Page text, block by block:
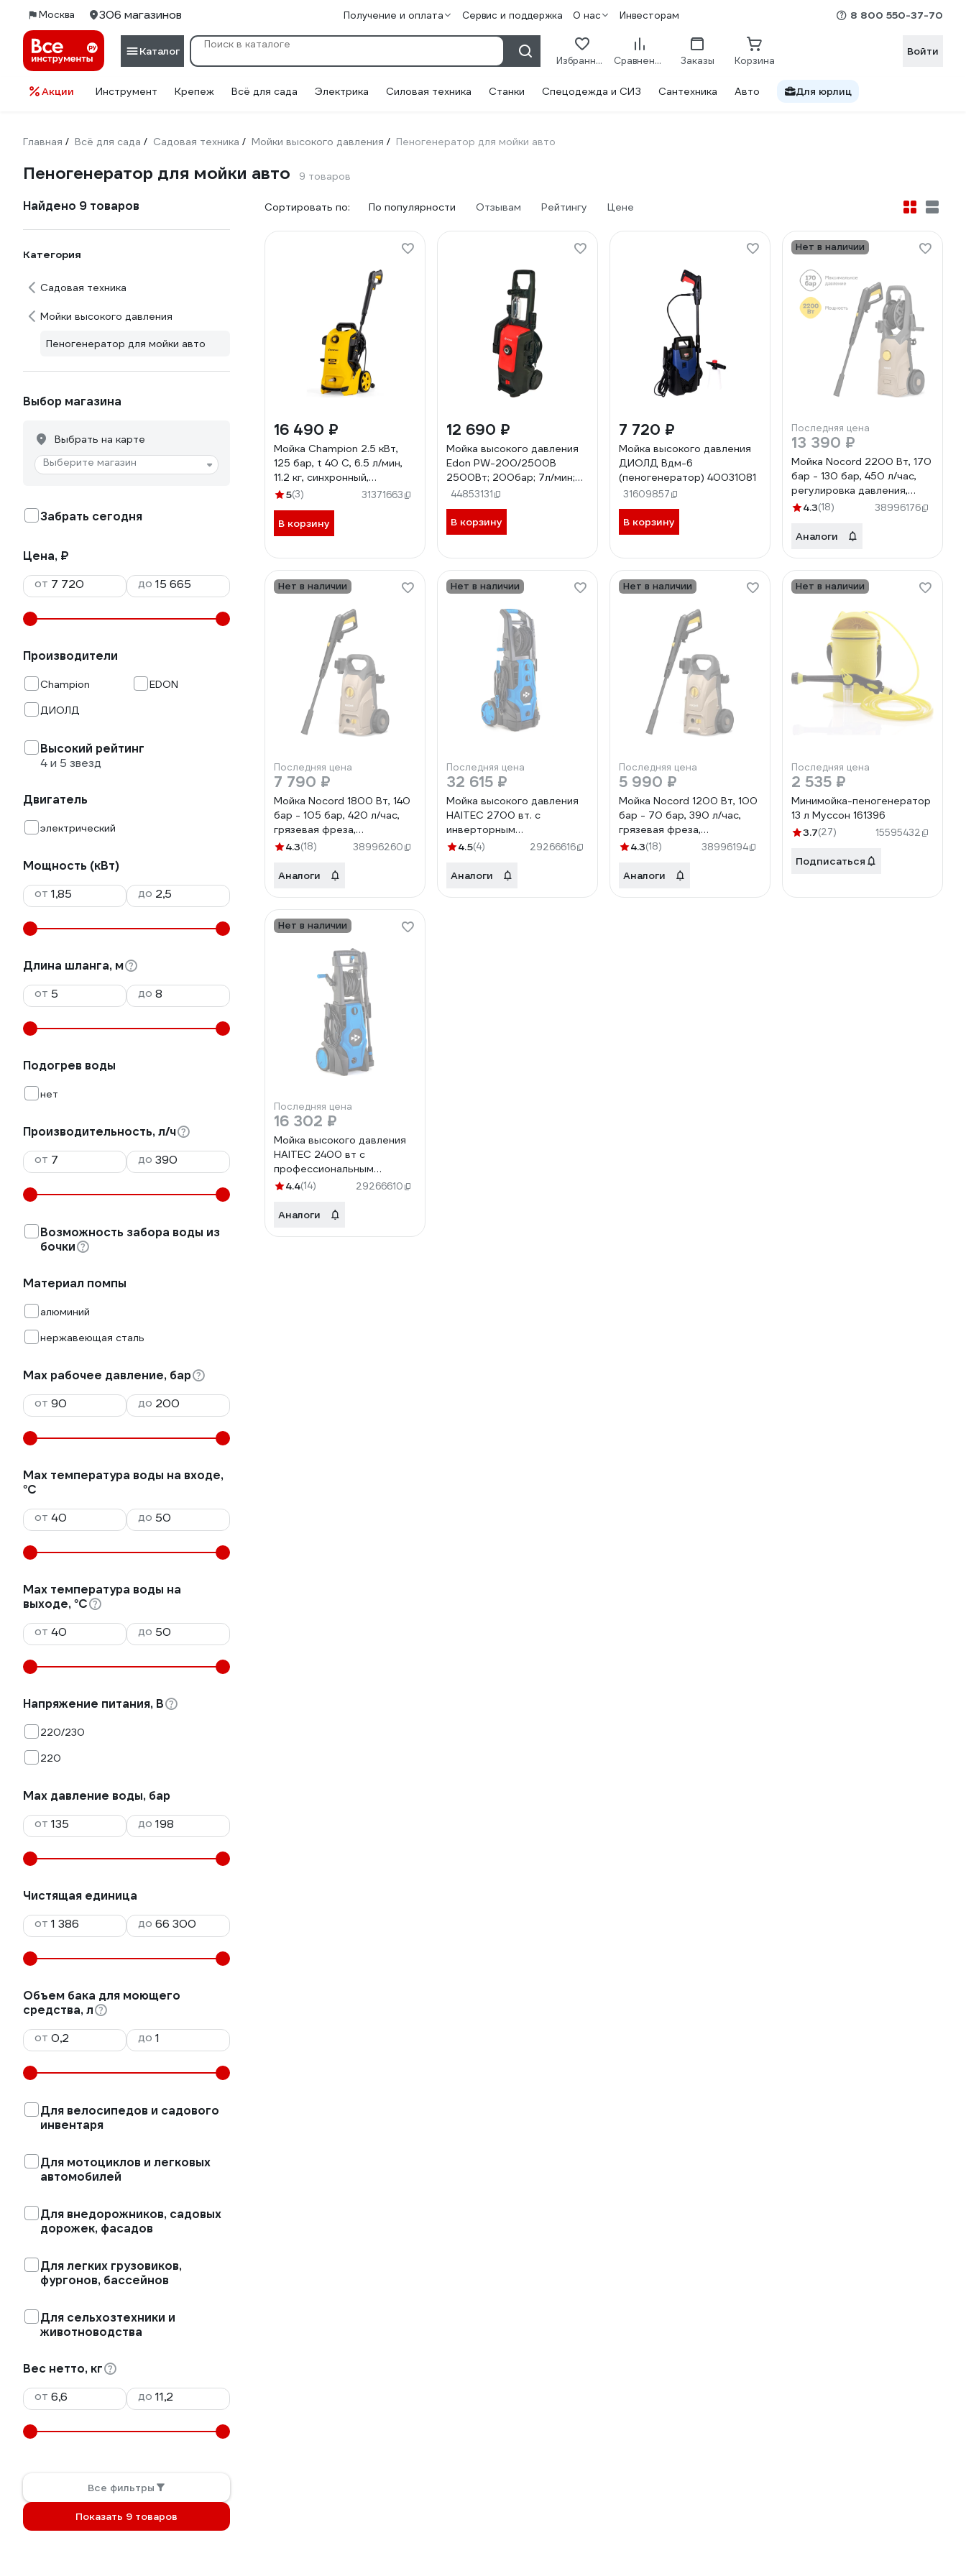
Москва 306 магазинов Получение и оплата Сервис и поддержка О нас Инвесторам 8 800 550-37-70
Каталог
Избранное Сравнение Заказы Корзина
Войти
Акции Инструмент Крепеж Всё для сада Электрика Силовая техника Станки Спецодежда и СИЗ Сантехника Авто Для юрлиц
Главная / Всё для сада / Садовая техника / Мойки высокого давления / Пеногенератор для мойки авто
Пеногенератор для мойки авто 9 товаров
Найдено 9 товаров
Категория
Садовая техника
Мойки высокого давления
Пеногенератор для мойки авто
Выбор магазина
Выбрать на карте
Выберите магазин
Забрать сегодня
Цена, ₽
от
до
Производители
Champion
EDON
ДИОЛД
Высокий рейтинг
4 и 5 звезд
Двигатель
электрический
Мощность (кВт)
от
до
Длина шланга, м
от
до
Подогрев воды
нет
Производительность, л/ч
от
до
Возможность забора воды из
бочки
Материал помпы
алюминий
нержавеющая сталь
Мах рабочее давление, бар
от
до
Max температура воды на входе,
°С
от
до
Max температура воды на
выходе, °С
от
до
Напряжение питания, В
220/230
220
Max давление воды, бар
от
до
Чистящая единица
от
до
Объем бака для моющего
средства, л
от
до
Для велосипедов и садового
инвентаря
Для мотоциклов и легковых
автомобилей
Для внедорожников, садовых
дорожек, фасадов
Для легких грузовиков,
фургонов, бассейнов
Для сельхозтехники и
животноводства
Вес нетто, кг
от
до
Все фильтры
Показать 9 товаров
Сортировать по: По популярности Отзывам Рейтингу Цене
16 490 ₽
Мойка Champion 2.5 кВт,
125 бар, t 40 С, 6.5 л/мин,
11.2 кг, синхронный,
пеногенератор HP3250
5(3) 31371663
В корзину
12 690 ₽
Мойка высокого давления
Edon PW-200/2500В
2500Вт; 200бар; 7л/мин;
самовсас, пеногенератор,
катушка 56968
44853131
В корзину
7 720 ₽
Мойка высокого давления
ДИОЛД Вдм-6
(пеногенератор) 40031081
31609857
В корзину
Нет в наличии
Последняя цена
13 390 ₽
Мойка Nocord 2200 Вт, 170
бар - 130 бар, 450 л/час,
регулировка давления,
грязевая фреза,
кабель 5 м, шланг 8 м,
2200.170.450.RA
902210.NPW-
2200.170.450.RA-2
4.3(18) 38996176
Аналоги
Нет в наличии
Последняя цена
7 790 ₽
Мойка Nocord 1800 Вт, 140
бар - 105 бар, 420 л/час,
грязевая фреза,
пеногенератор 600 мл,
колеса, NPW-
902210.NPW-
1800.140.420.0-2
4.3(18) 38996260
Аналоги
Нет в наличии
Последняя цена
32 615 ₽
Мойка высокого давления
HAITEC 2700 вт. с
инверторным
бесщеточным двигателем
пеногенератором HT-
4.5(4) 29266616
Аналоги
Нет в наличии
Последняя цена
5 990 ₽
Мойка Nocord 1200 Вт, 100
бар - 70 бар, 390 л/час,
грязевая фреза,
пеногенератор 600 мл,
1200.100.390.0
1200.100.390.0-2
4.3(18) 38996194
Аналоги
Нет в наличии
Последняя цена
2 535 ₽
Минимойка-пеногенератор
13 л Муссон 161396
3.7(27) 15595432
Подписаться
Нет в наличии
Последняя цена
16 302 ₽
Мойка высокого давления
HAITEC 2400 вт с
профессиональным
пеногенератором HT-
4.4(14) 29266610
Аналоги